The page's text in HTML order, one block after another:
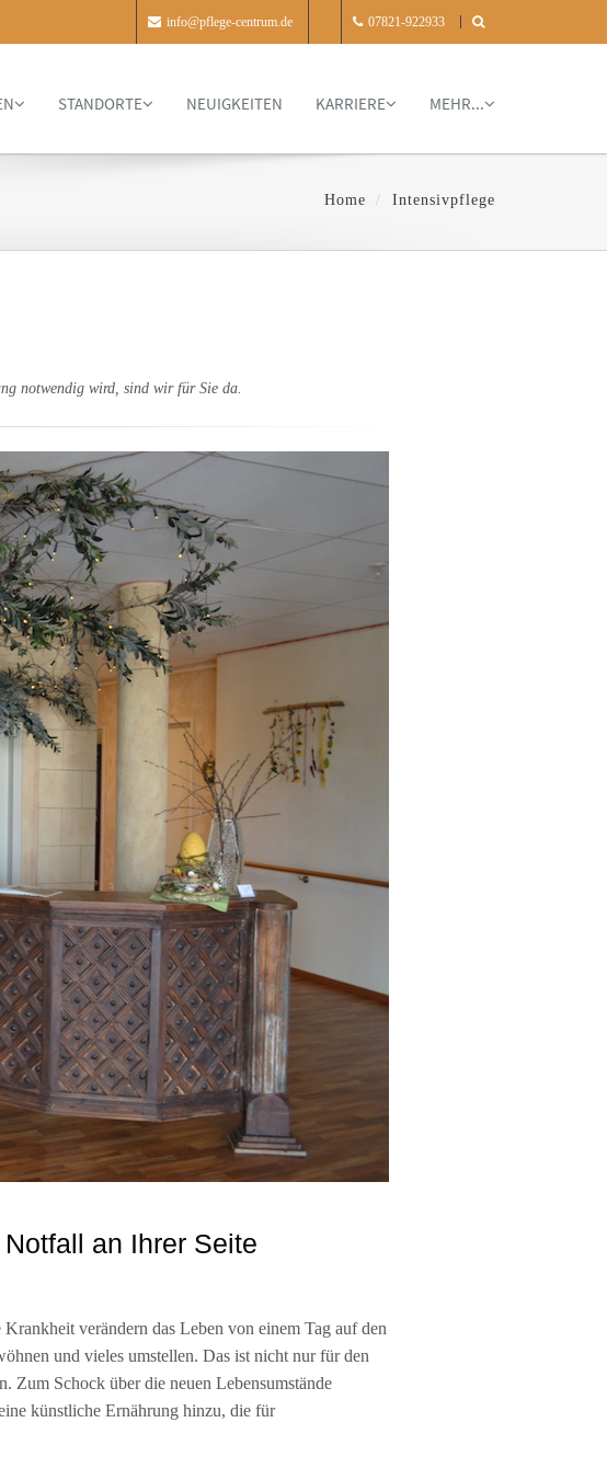
info@pflege-centrum.de 07821-922933
STANDORTE NEUIGKEITEN KARRIERE MEHR...
Home Intensivpflege
notwendig wird, sind wir für Sie da.
an Ihrer Seite
verändern das Leben von einem Tag auf den
und vieles umstellen. Das ist nicht nur für den
Zum Schock über die neuen Lebensumstände
künstliche Ernährung hinzu, die für